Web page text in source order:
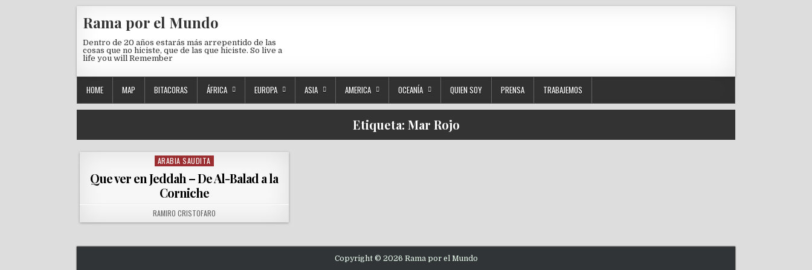
Rama por el Mundo
Dentro de 20 años estarás más arrepentido de las
cosas que no hiciste, que de las que hiciste. So live a
life you will Remember
HOME MAP BITACORAS ÁFRICA EUROPA ASIA AMERICA OCEANÍA QUIEN SOY PRENSA TRABAJEMOS
Etiqueta: Mar Rojo
Posted in
ARABIA SAUDITA
Que ver en Jeddah – De Al-Balad a la
Corniche
AUTHOR:
RAMIRO CRISTOFARO
Copyright © 2026 Rama por el Mundo